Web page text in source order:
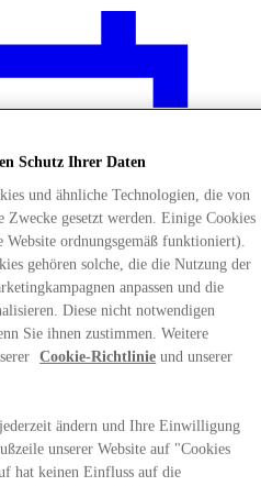
Schutz Ihrer Daten
und ähnliche Technologien, die von
gesetzt werden. Einige Cookies
ordnungsgemäß funktioniert).
gehören solche, die die Nutzung der
anpassen und die
Diese nicht notwendigen
Sie ihnen zustimmen. Weitere
Cookie-Richtlinie und unserer
ändern und Ihre Einwilligung
unserer Website auf "Cookies
hat keinen Einfluss auf die